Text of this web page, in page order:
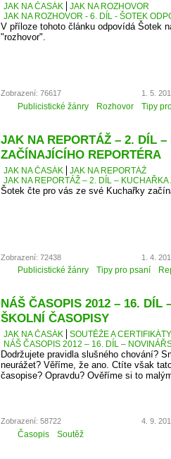
JAK NA ČASÁK
JAK NA ROZHOVOR
JAK NA ROZHOVOR - 6. DÍL - ŠOTEK
V příloze tohoto článku odpovídá Šotek
"rozhovor".
Zobrazení: 76617 1. 5.
Publicistické žánry Rozhovor Tipy
JAK NA REPORTÁŽ – 2. DÍL –
ZAČÍNAJÍCÍHO REPORTÉRA
JAK NA ČASÁK
JAK NA REPORTÁŽ
JAK NA REPORTÁŽ – 2. DÍL –
Šotek čte pro vás ze své Kuchařky
Zobrazení: 72438 1. 4.
Publicistické žánry Tipy pro psaní
NÁŠ ČASOPIS 2012 – 16. DÍL
ŠKOLNÍ ČASOPISY
JAK NA ČASÁK
SOUTĚŽE A CERTIFIKÁTY
NÁŠ ČASOPIS 2012 – 16. DÍL –
Dodržujete pravidla slušného chování?
neurážet? Věříme, že ano. Ctíte však
časopise? Opravdu? Ověříme si to
Zobrazení: 58722 4. 9.
Časopis Soutěž